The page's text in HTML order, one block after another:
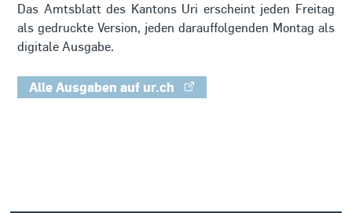
Das Amtsblatt des Kantons Uri erscheint jeden Freitag
als gedruckte Version, jeden darauffolgenden Montag als
digitale Ausgabe.
Alle Ausgaben auf ur.ch